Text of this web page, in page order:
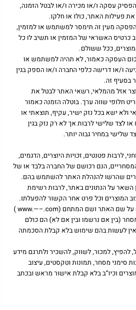
עסקה ו/או מכירה ו/או לבטל הזמנה,
פעילות האתר, כולו או חלקו.
הפסקה מעין זה תימסר למשתמש או למזמין,
כרטיס האשראי של המזמין או תשיב לו כל
ככל ששולם.
העסקה כאמור, לא תהיה למשתמש או
ו/או דרישה כלפי החברה ו/או הספק בגין
בסעיף זה.
אזל מהמלאי, רשאי האתר לבטל את
חלופי שווה ערך. בוטלה הזמנה כאמור
ולא ישא בכל נזק ישיר, עקיף, תוצאתי או
לצד שלישי לרבות אך לא רק נזק בגין
שלישי במחיר גבוה יותר.
לרבות פטנטים, זכויות היוצרים, הדגמים,
הנם רכושם של החברה בלבד או של
שהרשו להנהלת האתר להשתמש בהם.
השאר על הנתונים באתר, לרבות רשימת
המוצרים וכל פרט אחר הקשור להפעלתו.
זכויות אלה חלות גם על שם האתר ושם המתחם (www.—–.com )
(בין אם נרשמו ובין אם לא) הם כולם
לעשות בהם שימוש בלא קבלת הסכמתה
להפיץ, למכור, לשווק, להשכיר ולתרגם מידע
סימני מסחר, תמונות וטקסטים, עיצוב
וכיו”ב בלא קבלת אישור מראש ובכתב